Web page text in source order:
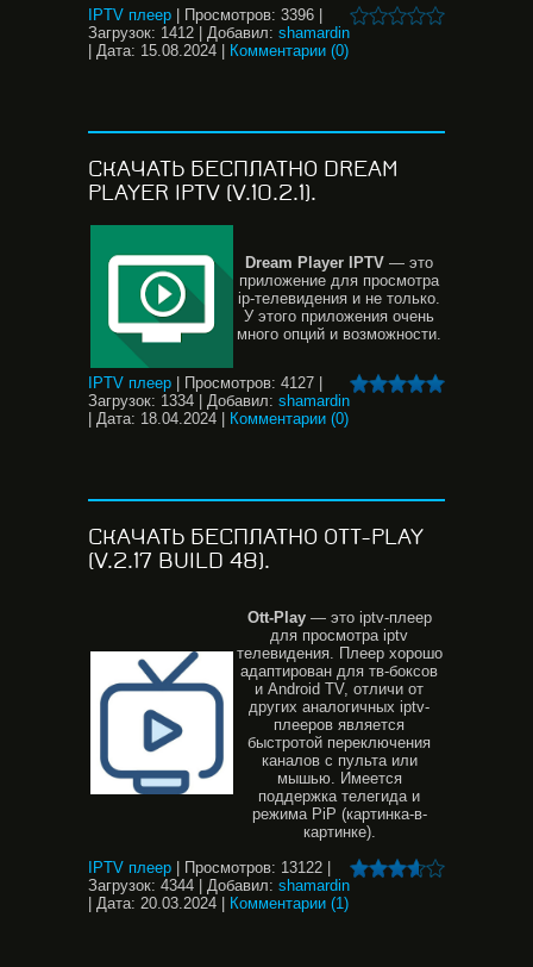
IPTV плеер
Просмотров: 3396
Загрузок: 1412 Добавил: shamardin
Дата: 15.08.2024 Комментарии (0)
СКАЧАТЬ БЕСПЛАТНО DREAM
PLAYER IPTV (V.10.2.1).
Dream Player IPTV — это
приложение для просмотра
ip-телевидения и не только.
У этого приложения очень
много опций и возможности.
IPTV плеер Просмотров: 4127
Загрузок: 1334 Добавил: shamardin
Дата: 18.04.2024 Комментарии (0)
СКАЧАТЬ БЕСПЛАТНО OTT-PLAY
(V.2.17 BUILD 48).
Ott-Play— это iptv-плеер
для просмотра iptv
телевидения. Плеер хорошо
адаптирован для тв-боксов
и Android TV, отличи от
других аналогичных iptv-
плееров является
быстротой переключения
каналов с пульта или
мышью. Имеется
поддержка телегида и
режима PiP (картинка-в-
картинке).
IPTV плеер
Просмотров: 13122
Загрузок: 4344 Добавил: shamardin
Дата: 20.03.2024 Комментарии (1)